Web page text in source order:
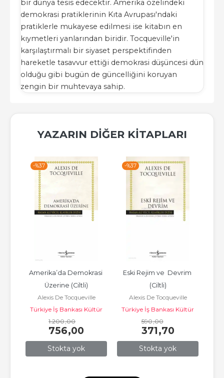
bir dünya tesis edecektir. Amerika özelindeki
demokrasi pratiklerinin Kıta Avrupası'ndaki
pratiklerle mukayese edilmesi ise kitabın en
kıymetleri yanlarından biridir. Tocqueville'in
karşılaştırmalı bir siyaset perspektifinden
hareketle tasavvur ettiği demokrasi düşüncesi dün
olduğu gibi bugün de güncelliğini koruyan
zengin bir muhtevaya sahip.
YAZARIN DIĞER KITAPLARI
-%37
Stokta yok
Amerika’da Demokrasi
Üzerine (Ciltli)
Alexis De Tocqueville
Türkiye İş Bankası Kültür
Yayınları
1.200,00
756,00
-%37
Stokta yok
Eski Rejim ve  Devrim
(Ciltli)
Alexis De Tocqueville
Türkiye İş Bankası Kültür
Yayınları
590,00
371,70